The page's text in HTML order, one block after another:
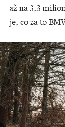
až na 3,3
je, co za to